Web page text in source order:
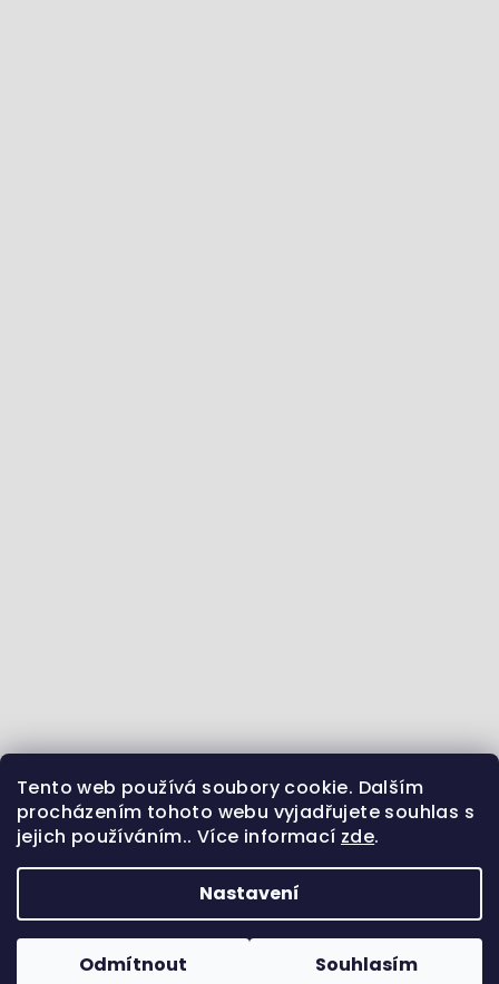
Tento web používá soubory cookie. Dalším
procházením tohoto webu vyjadřujete souhlas s
jejich používáním.. Více informací zde.
Nastavení
Odmítnout Souhlasím
Jdeme se vzdělávat :) - články ze světa zvířat
Sledujte nás na Instagramu
Jsme i na Facebooku
Uvidíme se na Pinterestu?
vyhrazena.